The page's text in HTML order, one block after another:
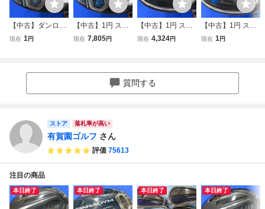
【中古】ダンロッ
プ 2022 XXIO12
現在 1円
【中古】1円 スタ
ート!! ダンロップ
ユーティリティ ネ
イビー H6（26°）
現在 7,805円
【中古】1円 スタ
ート ダンロップ 2
ティリティ ＜ネイ
ビー＞ H5（23°）
現在 4,324円
【中古】1円 スタ
ート ダンロップ 2
現在 1円
質問する
ストア 落札率が高い
有賀園ゴルフ さん
評価 75613
注目の商品
本日終了 本日終了 本日終了 本日終了